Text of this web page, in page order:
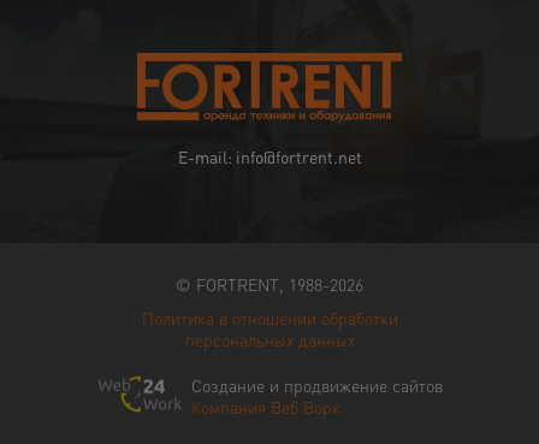
E-mail: info@fortrent.net
© FORTRENT, 1988-2026
Политика в отношении обработки
персональных данных
Создание и продвижение сайтов
Компания Веб Ворк